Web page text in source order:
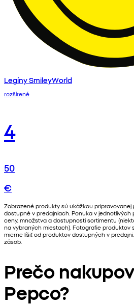
Legíny SmileyWorld
rozšírené
4
50
€
Zobrazené produkty sú ukážkou
dostupné v predajniach. Ponuka v
ceny, množstva a dostupnosti sortimentu
na vybraných miestach). Fotografie produktov
mierne líšiť od produktov dostupných v
zásob.
Prečo
Pepco?